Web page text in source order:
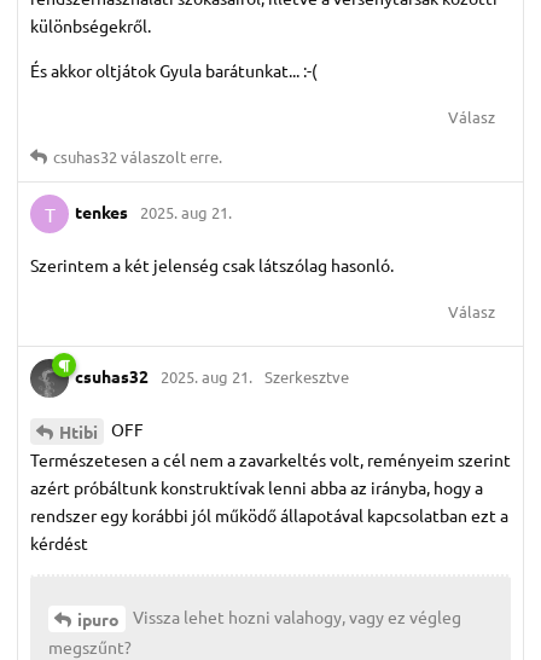
különbségekről.
És akkor oltjátok Gyula barátunkat... :-(
Válasz
csuhas32 válaszolt erre.
T tenkes 2025. aug 21.
Szerintem a két jelenség csak látszólag hasonló.
Válasz
csuhas32 2025. aug 21. Szerkesztve
Htibi
OFF
Természetesen a cél nem a zavarkeltés volt, reményeim szerint
azért próbáltunk konstruktívak lenni abba az irányba, hogy a
rendszer egy korábbi jól működő állapotával kapcsolatban ezt a
kérdést
ipuro
Vissza lehet hozni valahogy, vagy ez végleg
megszűnt?